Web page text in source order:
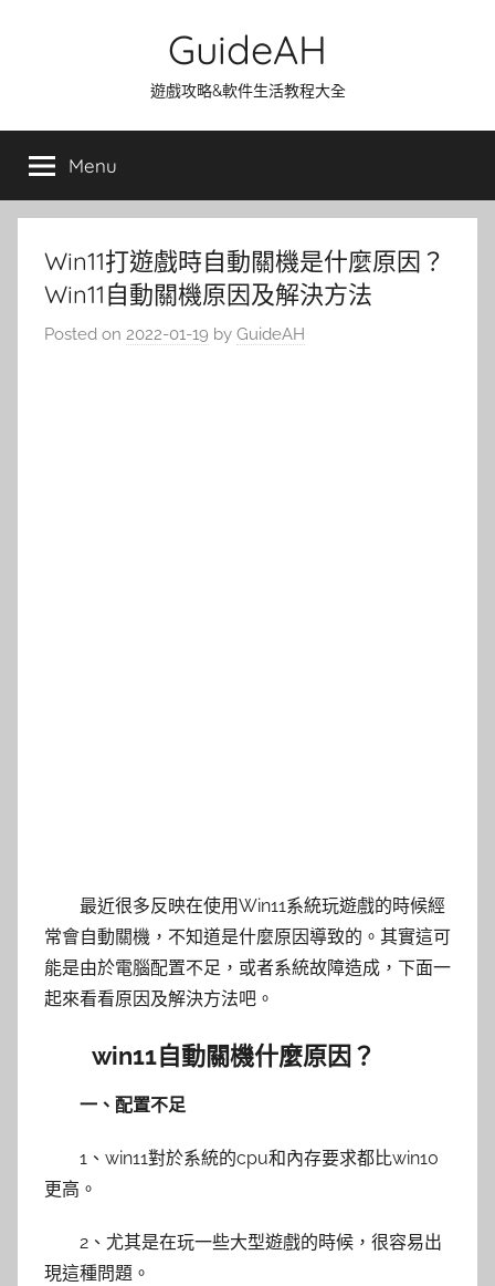
GuideAH
遊戲攻略&軟件生活教程大全
Menu
Win11打遊戲時自動關機是什麼原因？
Win11自動關機原因及解決方法
Posted on 2022-01-19 by GuideAH
最近很多反映在使用Win11系統玩遊戲的時候經
常會自動關機，不知道是什麼原因導致的。其實這可
能是由於電腦配置不足，或者系統故障造成，下面一
起來看看原因及解決方法吧。
win11自動關機什麼原因？
一、配置不足
1、win11對於系統的cpu和內存要求都比win10
更高。
2、尤其是在玩一些大型遊戲的時候，很容易出
現這種問題。